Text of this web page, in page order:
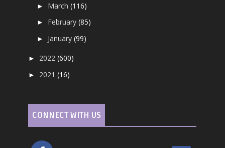
► March(116)
► February(85)
► January(99)
► 2022(600)
► 2021(16)
CONNECT WITH US